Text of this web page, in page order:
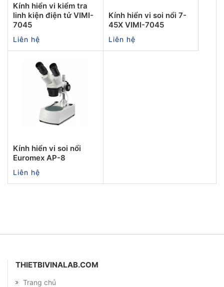
Kính hiển vi kiểm tra
linh kiện điện tử VIMI-
7045
Liên hệ
Kính hiển vi soi nổi 7-
45X VIMI-7045
Liên hệ
Kính hiển vi soi nổi
Euromex AP-8
Liên hệ
THIETBIVINALAB.COM
Trang chủ